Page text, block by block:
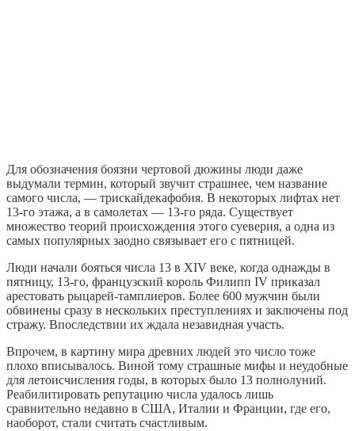
Для обозначения боязни чертовой дюжины люди даже
выдумали термин, который звучит страшнее, чем название
самого числа, — трискайдекафобия. В некоторых лифтах нет
13-го этажа, а в самолетах — 13-го ряда. Существует
множество теорий происхождения этого суеверия, а одна из
самых популярных заодно связывает его с пятницей.
Люди начали бояться числа 13 в XIV веке, когда однажды в
пятницу, 13-го, французский король Филипп IV приказал
арестовать рыцарей-тамплиеров. Более 600 мужчин были
обвинены сразу в нескольких преступлениях и заключены под
стражу. Впоследствии их ждала незавидная участь.
Впрочем, в картину мира древних людей это число тоже
плохо вписывалось. Виной тому страшные мифы и неудобные
для летоисчисления годы, в которых было 13 полнолуний.
Реабилитировать репутацию числа удалось лишь
сравнительно недавно в США, Италии и Франции, где его,
наоборот, стали считать счастливым.